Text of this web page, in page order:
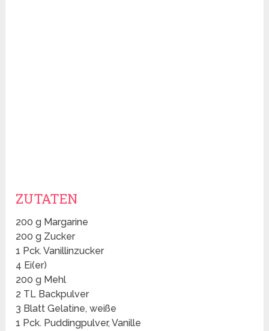
ZUTATEN
200 g Margarine
200 g Zucker
1 Pck. Vanillinzucker
4 Ei(er)
200 g Mehl
2 TL Backpulver
3 Blatt Gelatine, weiße
1 Pck. Puddingpulver, Vanille